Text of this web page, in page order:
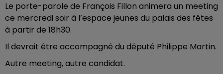
Le porte-parole de François Fillon animera un meeting
ce mercredi soir à l’espace jeunes du palais des fêtes
à partir de 18h30.
Il devrait être accompagné du député Philippe Martin.
Autre meeting, autre candidat.